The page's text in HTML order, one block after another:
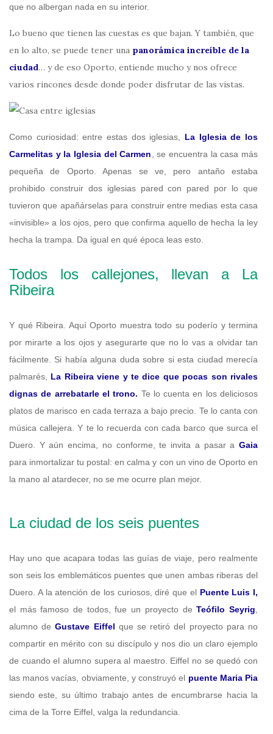
que no albergan nada en su interior.
Lo bueno que tienen las cuestas es que bajan. Y también, que
en lo alto, se puede tener una panorámica increíble de la
ciudad… y de eso Oporto, entiende mucho y nos ofrece
varios rincones desde donde poder disfrutar de las vistas.
Como curiosidad: entre estas dos iglesias, La Iglesia de los
Carmelitas y la Iglesia del Carmen, se encuentra la casa más
pequeña de Oporto. Apenas se ve, pero antaño estaba
prohibido construir dos iglesias pared con pared por lo que
tuvieron que apañárselas para construir entre medias esta casa
«invisible» a los ojos, pero que confirma aquello de hecha la ley
hecha la trampa. Da igual en qué época leas esto.
Todos los callejones, llevan a La
Ribeira
Y qué Ribeira. Aquí Oporto muestra todo su poderío y termina
por mirarte a los ojos y asegurarte que no lo vas a olvidar tan
fácilmente. Si había alguna duda sobre si esta ciudad merecía
palmarés, La Ribeira viene y te dice que pocas son rivales
dignas de arrebatarle el trono. Te lo cuenta en los deliciosos
platos de marisco en cada terraza a bajo precio. Te lo canta con
música callejera. Y te lo recuerda con cada barco que surca el
Duero. Y aún encima, no conforme, te invita a pasar a Gaia
para inmortalizar tu postal: en calma y con un vino de Oporto en
la mano al atardecer, no se me ocurre plan mejor.
La ciudad de los seis puentes
Hay uno que acapara todas las guías de viaje, pero realmente
son seis los emblemáticos puentes que unen ambas riberas del
Duero. A la atención de los curiosos, diré que elPuente Luis I,
el más famoso de todos, fue un proyecto deTeófilo Seyrig,
alumno de Gustave Eiffel que se retiró del proyecto para no
compartir en mérito con su discípulo y nos dio un claro ejemplo
de cuando el alumno supera al maestro. Eiffel no se quedó con
las manos vacías, obviamente, y construyó el puente Maria Pia
siendo este, su último trabajo antes de encumbrarse hacia la
cima de la Torre Eiffel, valga la redundancia.